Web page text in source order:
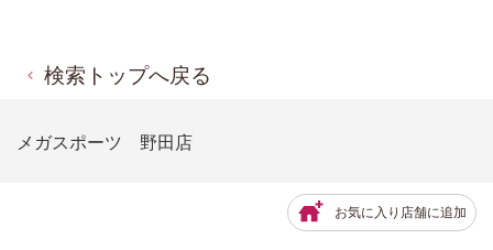
検索トップへ戻る
メガスポーツ 野田店
お気に入り店舗に追加